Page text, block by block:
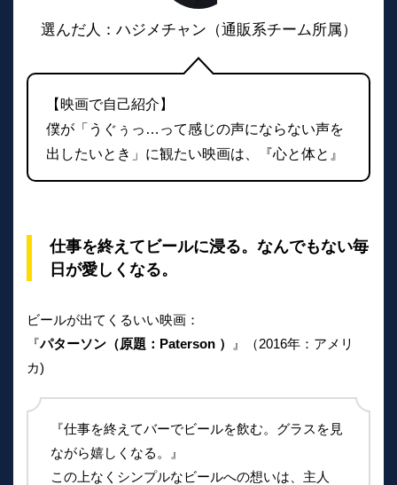
選んだ人：ハジメチャン（通販系チーム所属）
【映画で自己紹介】
僕が「うぐぅっ…って感じの声にならない声を
出したいとき」に観たい映画は、『心と体と』
仕事を終えてビールに浸る。なんでもない毎
日が愛しくなる。
ビールが出てくるいい映画：
『パターソン（原題：Paterson ）
』（2016年：アメリ
カ)
『仕事を終えてバーでビールを飲む。グラスを見
ながら嬉しくなる。』
この上なくシンプルなビールへの想いは、主人